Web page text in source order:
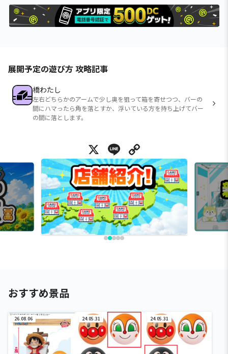
展開予定の遊び方 攻略記事
橋わたし
左右どちらかのアームで少し奥を狙って箱を寄せつつ、バーの
間にハマったら角を落とすか、浮いている方を持ち上げてバー
の間に落とします。
X Line
おすすめ景品
26.08.06 24.05.31 24.05.31